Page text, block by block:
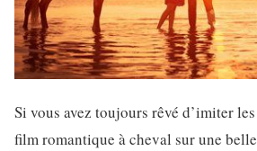
Si vous avez toujours rêvé d’imiter
film romantique à cheval sur une